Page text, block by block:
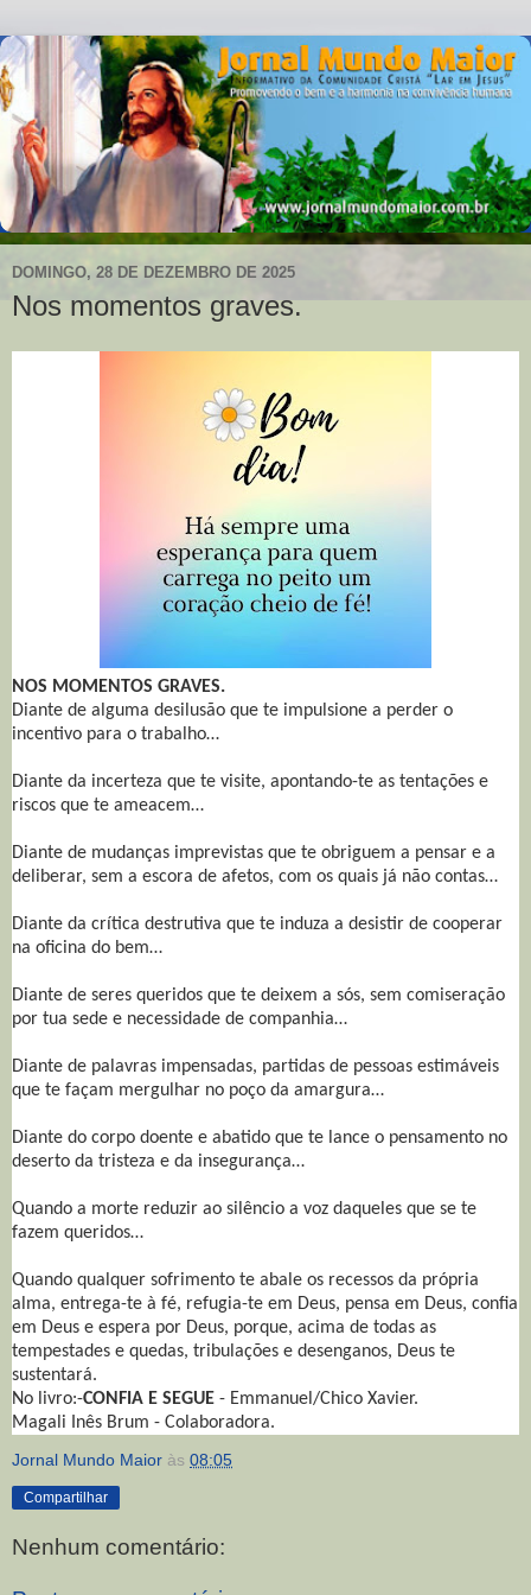
DOMINGO, 28 DE DEZEMBRO DE 2025
Nos momentos graves.
NOS MOMENTOS GRAVES.
Diante de alguma desilusão que te impulsione a perder o
incentivo para o trabalho…
Diante da incerteza que te visite, apontando-te as tentações e
riscos que te ameacem…
Diante de mudanças imprevistas que te obriguem a pensar e a
deliberar, sem a escora de afetos, com os quais já não contas…
Diante da crítica destrutiva que te induza a desistir de cooperar
na oficina do bem…
Diante de seres queridos que te deixem a sós, sem comiseração
por tua sede e necessidade de companhia…
Diante de palavras impensadas, partidas de pessoas estimáveis
que te façam mergulhar no poço da amargura…
Diante do corpo doente e abatido que te lance o pensamento no
deserto da tristeza e da insegurança…
Quando a morte reduzir ao silêncio a voz daqueles que se te
fazem queridos…
Quando qualquer sofrimento te abale os recessos da própria
alma, entrega-te à fé, refugia-te em Deus, pensa em Deus, confia
em Deus e espera por Deus, porque, acima de todas as
tempestades e quedas, tribulações e desenganos, Deus te
sustentará.
No livro:-CONFIA E SEGUE - Emmanuel/Chico Xavier.
Magali Inês Brum - Colaboradora.
Jornal Mundo Maior às 08:05
Compartilhar
Nenhum comentário: